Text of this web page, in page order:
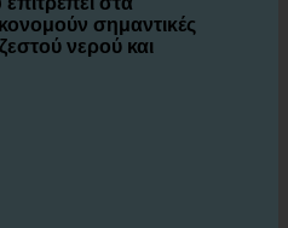
προσφέρει μια
επιτρέπει στα
σημαντικές
νερού και